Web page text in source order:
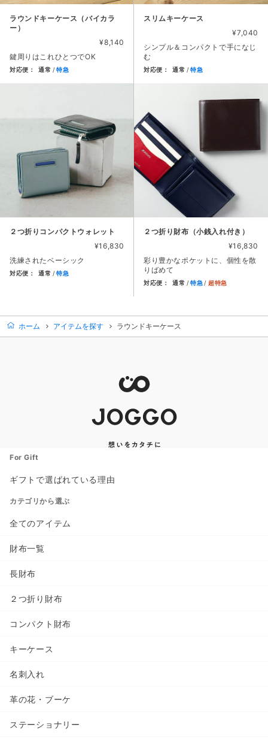
ラウンドキーケース（バイカラ
ー）
¥8,140
鍵周りはこれひとつでOK
対応便： 通常 特急
スリムキーケース
¥7,040
シンプル＆コンパクトで手になじ
む
対応便： 通常 特急
２つ折りコンパクトウォレット
¥16,830
洗練されたベーシック
対応便： 通常 特急
商品カード。商品: ２つ折りコンパクトウォレット, 価格:
２つ折り財布（小銭入れ付き）
¥16,830
彩り豊かなポケットに、個性を散
りばめて
対応便： 通常 特急 超特急
ホーム アイテムを探す ラウンドキーケース
For Gift
ギフトで選ばれている理由
カテゴリから選ぶ
全てのアイテム
財布一覧
長財布
２つ折り財布
コンパクト財布
キーケース
名刺入れ
革の花・ブーケ
ステーショナリー